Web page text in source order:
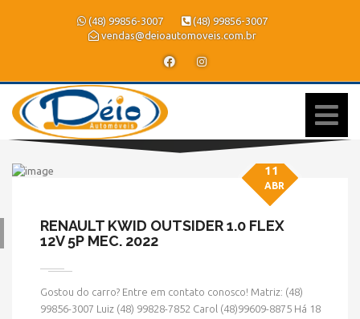
(48) 99856-3007
(48) 99856-3007
vendas@deioautomoveis.com.br
» MODELO » KWID
RENAULT KWID OUTSIDER 1.0 FLEX
12V 5P MEC. 2022
11
ABR
Gostou do carro? Entre em contato conosco! Matriz: (48)
99856-3007 Luiz (48) 99828-7852 Carol (48)99609-8875 Há 18